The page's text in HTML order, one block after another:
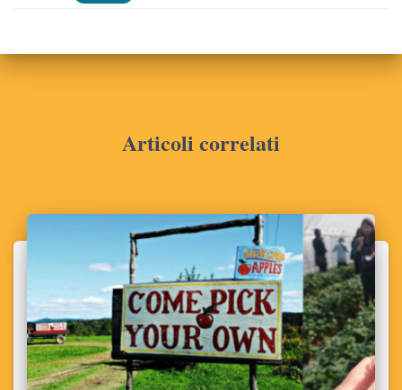
Articoli correlati